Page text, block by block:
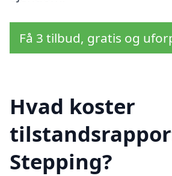
Få 3 tilbud, gratis og
Hvad koster
Stepping?